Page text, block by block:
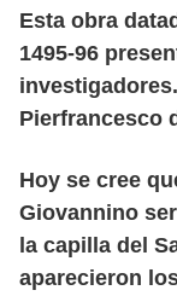
Esta obra
1495-96
Pierfrancesco
Hoy se cree
Giovannino
la capilla del
aparecieron